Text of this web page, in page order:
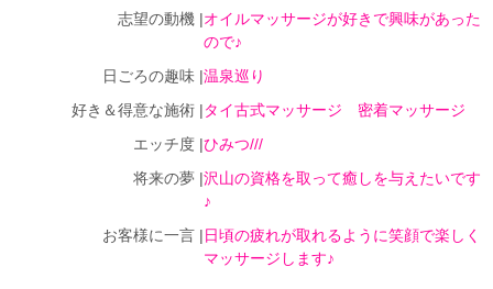
志望の動機 |オイルマッサージが好きで興味があった
ので♪
日ごろの趣味 |温泉巡り
好き＆得意な施術 |タイ古式マッサージ 密着マッサージ
エッチ度 |ひみつ///
将来の夢 |沢山の資格を取って癒しを与えたいです
♪
お客様に一言 |日頃の疲れが取れるように笑顔で楽しく
マッサージします♪